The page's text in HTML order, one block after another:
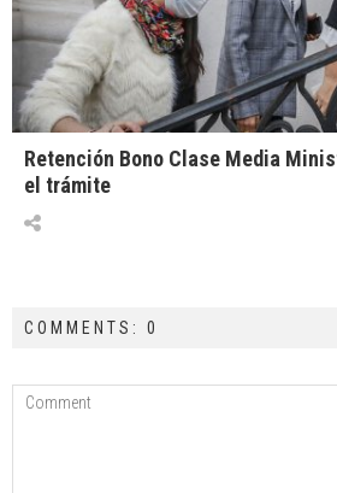
Retención Bono Clase Media
el trámite
COMMENTS: 0